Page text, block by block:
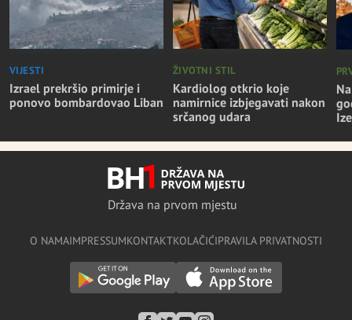
VIJESTI
Izrael prekršio primirje i
ponovo bombardovao Liban
ŽIVOTNI STIL
Kardiolog otkrio koje
namirnice izbjegavati nakon
srčanog udara
Država na prvom mjestu
O NAMAIMPRESSUMKONTAKTKOLAČIĆIPRAVILA PRIVATNOSTI